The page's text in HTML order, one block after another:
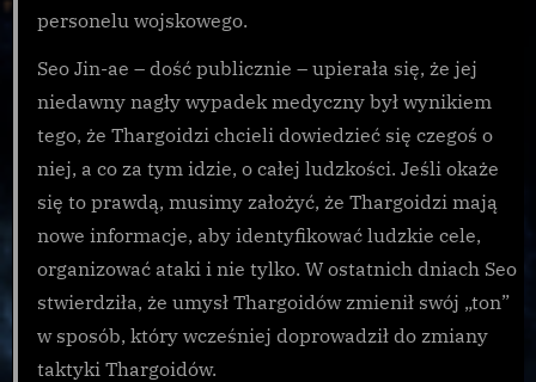
personelu wojskowego.
Seo Jin-ae – dość publicznie – upierała się, że jej
niedawny nagły wypadek medyczny był wynikiem
tego, że Thargoidzi chcieli dowiedzieć się czegoś o
niej, a co za tym idzie, o całej ludzkości. Jeśli okaże
się to prawdą, musimy założyć, że Thargoidzi mają
nowe informacje, aby identyfikować ludzkie cele,
organizować ataki i nie tylko. W ostatnich dniach Seo
stwierdziła, że umysł Thargoidów zmienił swój „ton”
w sposób, który wcześniej doprowadził do zmiany
taktyki Thargoidów.